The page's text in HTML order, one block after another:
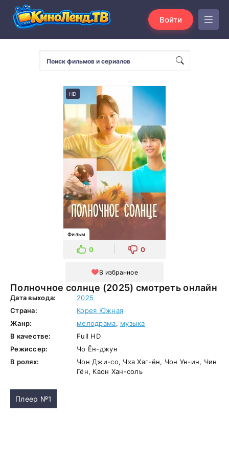
Войти
Полночное солнце (2025) смотреть онлайн
HD
Фильм
0 0
В избранное
Дата выхода:
2025
Страна:
Корея Южная
Жанр:
мелодрама, музыка
В качестве:
Full HD
Режиссер:
Чо Ён-джун
В ролях:
Чон Джи-со, Чха Хаг-ён, Чон Ун-ин, Чин
Гён, Квон Хан-соль
Плеер №1